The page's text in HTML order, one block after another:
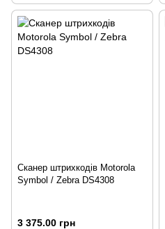
Сканер штрихкодів Motorola
Symbol / Zebra DS4308
3 375.00 грн